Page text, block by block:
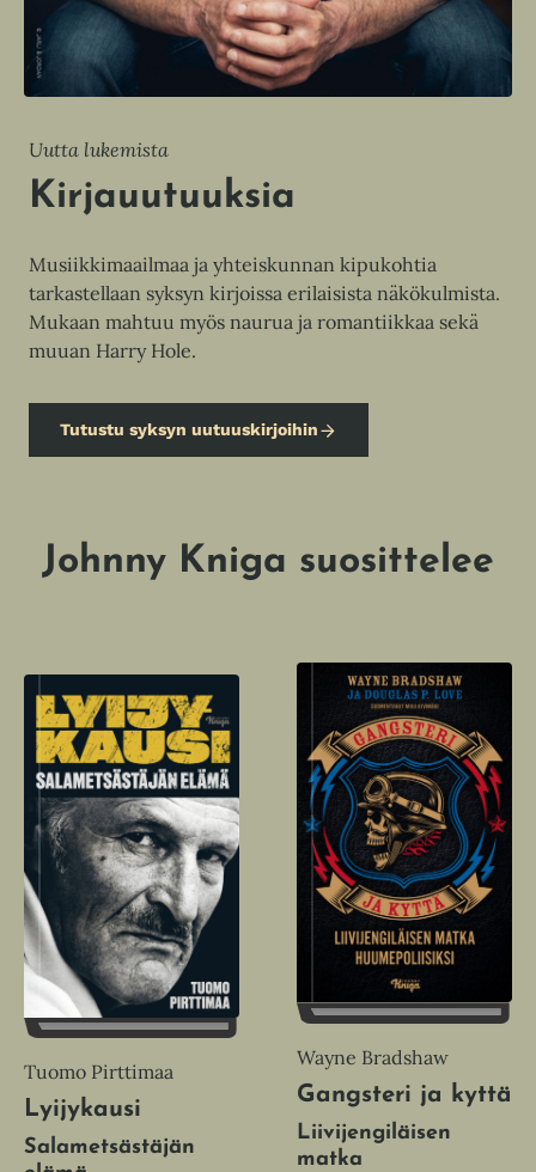
Uutta lukemista
Kirjauutuuksia
Musiikkimaailmaa ja yhteiskunnan kipukohtia
tarkastellaan syksyn kirjoissa erilaisista näkökulmista.
Mukaan mahtuu myös naurua ja romantiikkaa sekä
muuan Harry Hole.
Tutustu syksyn uutuuskirjoihin
Johnny Kniga suosittelee
Tuomo Pirttimaa
Lyijykausi
Salametsästäjän
Wayne Bradshaw
Gangsteri ja kyttä
Liivijengiläisen
matka